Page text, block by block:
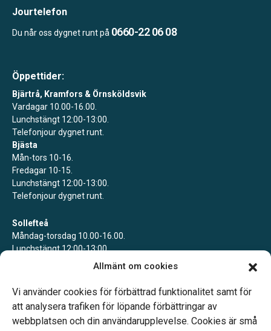
Allmänt om cookies
Vi använder cookies för förbättrad funktionalitet samt för
att analysera trafiken för löpande förbättringar av
webbplatsen och din användarupplevelse. Cookies är små
Jourtelefon
Du når oss dygnet runt på 0660-22 06 08
Öppettider:
Bjärtrå, Kramfors & Örnsköldsvik
Vardagar 10.00-16.00.
Lunchstängt 12:00-13:00.
Telefonjour dygnet runt.
Bjästa
Mån-tors 10-16.
Fredagar 10-15.
Lunchstängt 12:00-13:00.
Telefonjour dygnet runt.
Sollefteå
Måndag-torsdag 10.00-16.00.
Lunchstängt 12:00-13:00.
Telefonjour dygnet runt.
Ullånger
Bokade mötestider.